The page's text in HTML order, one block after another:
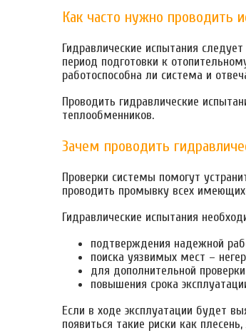
Как часто нужно проводить
Гидравлические испытания
период подготовки к
работоспособна ли система и
Проводить гидравлические
теплообменников.
Зачем проводить
Проверки системы помогут
проводить промывку всех
Гидравлические испытания
подтверждения надежной
поиска уязвимых мест –
для дополнительной
повышения срока
Если в ходе эксплуатации будет
появиться такие риски как